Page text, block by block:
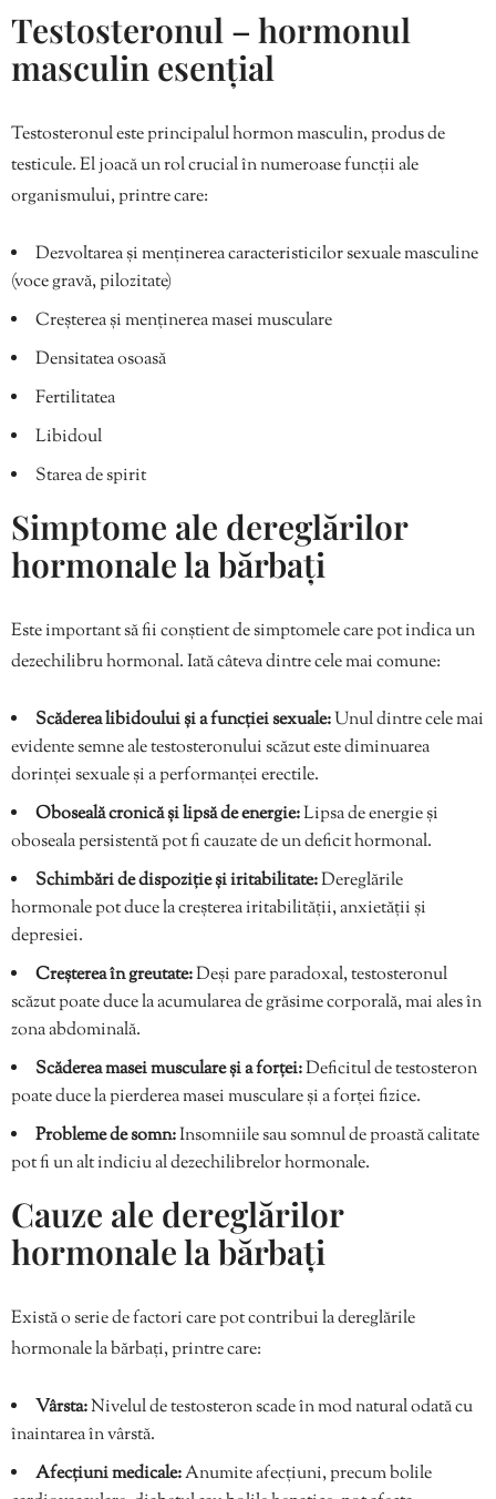
Testosteronul – hormonul
masculin esențial
Testosteronul este principalul hormon masculin, produs de
testicule. El joacă un rol crucial în numeroase funcții ale
organismului, printre care:
Dezvoltarea și menținerea caracteristicilor sexuale masculine
(voce gravă, pilozitate)
Creșterea și menținerea masei musculare
Densitatea osoasă
Fertilitatea
Libidoul
Starea de spirit
Simptome ale dereglărilor
hormonale la bărbați
Este important să fii conștient de simptomele care pot indica un
dezechilibru hormonal. Iată câteva dintre cele mai comune:
Scăderea libidoului și a funcției sexuale:Unul dintre cele mai
evidente semne ale testosteronului scăzut este diminuarea
dorinței sexuale și a performanței erectile.
Oboseală cronică și lipsă de energie:Lipsa de energie și
oboseala persistentă pot fi cauzate de un deficit hormonal.
Schimbări de dispoziție și iritabilitate:Dereglările
hormonale pot duce la creșterea iritabilității, anxietății și
depresiei.
Creșterea în greutate:Deși pare paradoxal, testosteronul
scăzut poate duce la acumularea de grăsime corporală, mai ales în
zona abdominală.
Scăderea masei musculare și a forței:Deficitul de testosteron
poate duce la pierderea masei musculare și a forței fizice.
Probleme de somn:Insomniile sau somnul de proastă calitate
pot fi un alt indiciu al dezechilibrelor hormonale.
Cauze ale dereglărilor
hormonale la bărbați
Există o serie de factori care pot contribui la dereglările
hormonale la bărbați, printre care:
Vârsta:Nivelul de testosteron scade în mod natural odată cu
înaintarea în vârstă.
Afecțiuni medicale:Anumite afecțiuni, precum bolile